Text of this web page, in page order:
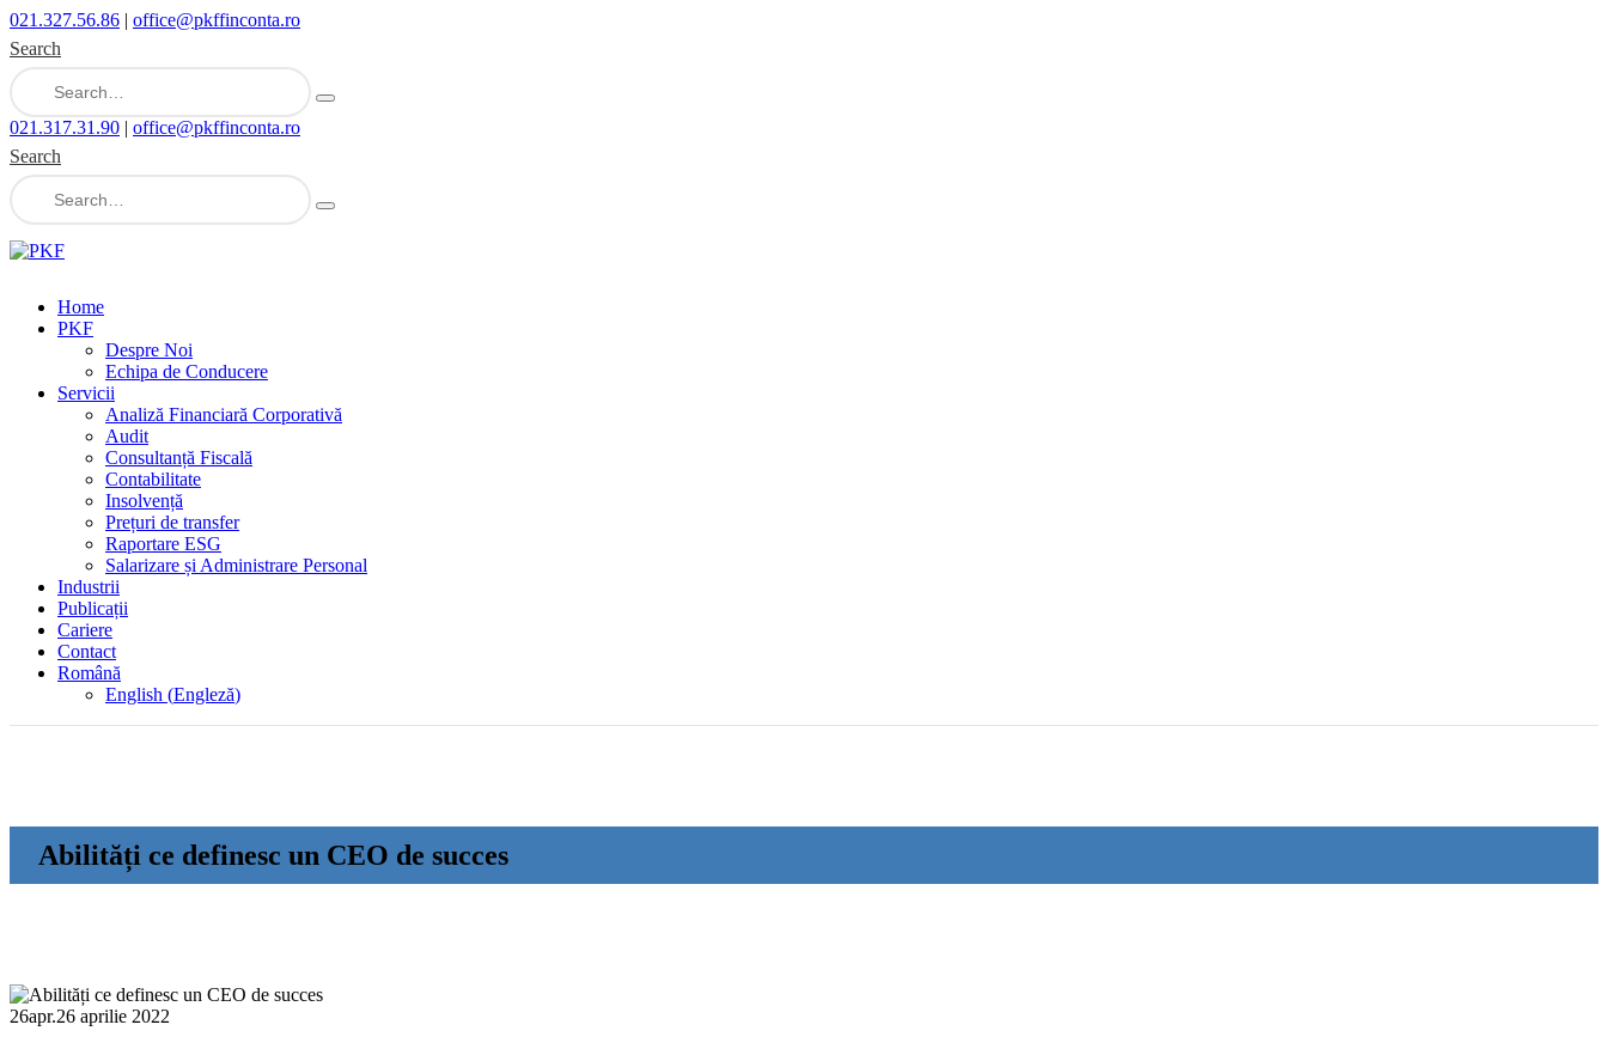
021.327.56.86 | office@pkffinconta.ro
Search
021.317.31.90 | office@pkffinconta.ro
Search
Home
PKF
Despre Noi
Echipa de Conducere
Servicii
Analiză Financiară Corporativă
Audit
Consultanță Fiscală
Contabilitate
Insolvență
Prețuri de transfer
Raportare ESG
Salarizare și Administrare Personal
Industrii
Publicații
Cariere
Contact
Română
English (Engleză)
Abilități ce definesc un CEO de succes
26apr.26 aprilie 2022